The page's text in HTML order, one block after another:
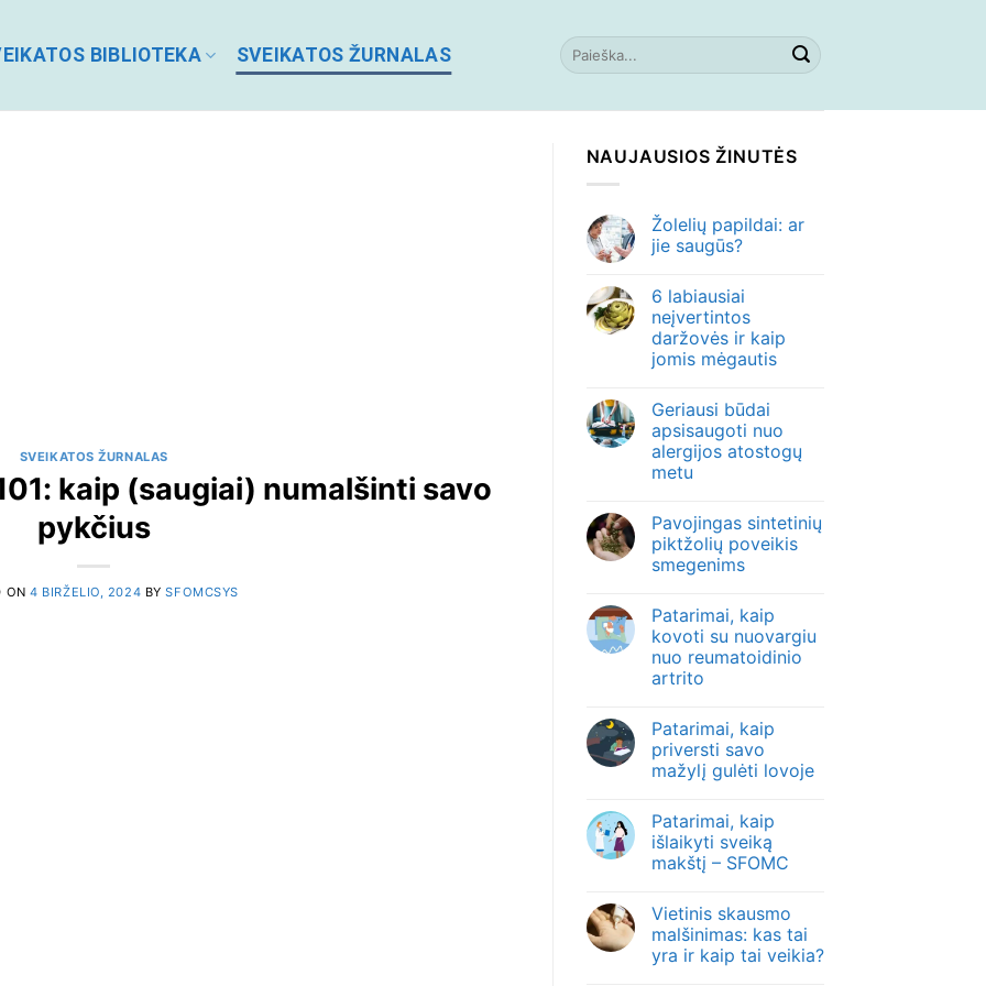
BIBLIOTEKA SVEIKATOS ŽURNALAS
SVEIKATOS ŽURNALAS
kaip (saugiai) numalšinti savo
pykčius
ON4 BIRŽELIO, 2024 BYSFOMCSYS
NAUJAUSIOS ŽINUTĖS
Žolelių papildai: ar
jie saugūs?
6 labiausiai
neįvertintos
daržovės ir kaip
jomis mėgautis
Geriausi būdai
apsisaugoti nuo
alergijos atostogų
metu
Pavojingas sintetinių
piktžolių poveikis
smegenims
Patarimai, kaip
kovoti su nuovargiu
nuo reumatoidinio
artrito
Patarimai, kaip
priversti savo
mažylį gulėti lovoje
Patarimai, kaip
išlaikyti sveiką
makštį – SFOMC
Vietinis skausmo
malšinimas: kas tai
yra ir kaip tai veikia?